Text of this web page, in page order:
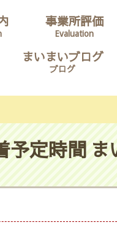
事業所評価
Evaluation
まいまいブログ
ブログ
予定時間 ま